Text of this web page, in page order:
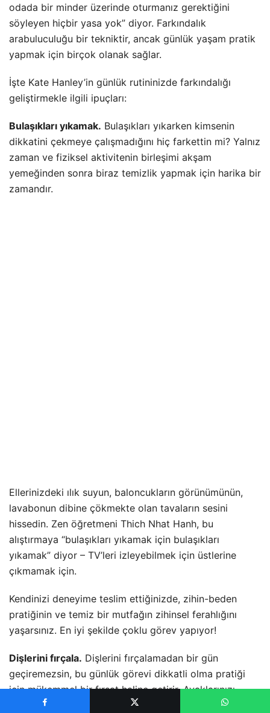
odada bir minder üzerinde oturmanız gerektiğini
söyleyen hiçbir yasa yok” diyor. Farkındalık
arabuluculuğu bir tekniktir, ancak günlük yaşam pratik
yapmak için birçok olanak sağlar.
İşte Kate Hanley’in günlük rutininizde farkındalığı
geliştirmekle ilgili ipuçları:
Bulaşıkları yıkamak. Bulaşıkları yıkarken kimsenin
dikkatini çekmeye çalışmadığını hiç farkettin mi? Yalnız
zaman ve fiziksel aktivitenin birleşimi akşam
yemeğinden sonra biraz temizlik yapmak için harika bir
zamandır.
Ellerinizdeki ılık suyun, baloncukların görünümünün,
lavabonun dibine çökmekte olan tavaların sesini
hissedin. Zen öğretmeni Thich Nhat Hanh, bu
alıştırmaya “bulaşıkları yıkamak için bulaşıkları
yıkamak” diyor – TV’leri izleyebilmek için üstlerine
çıkmamak için.
Kendinizi deneyime teslim ettiğinizde, zihin-beden
pratiğinin ve temiz bir mutfağın zihinsel ferahlığını
yaşarsınız. En iyi şekilde çoklu görev yapıyor!
Dişlerini fırçala. Dişlerini fırçalamadan bir gün
geçiremezsin, bu günlük görevi dikkatli olma pratiği
için mükemmel bir fırsat haline getirir. Ayaklarınızı
yerde hissedin, elinizdeki fırça, kolunuz yukarı ve aşağı